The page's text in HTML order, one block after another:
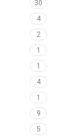
30
4
2
1
1
4
1
9
5